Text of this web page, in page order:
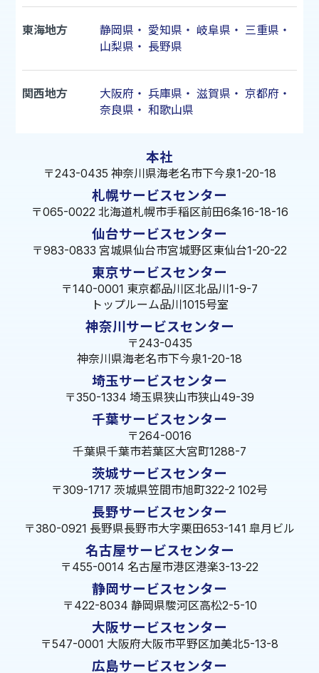
東海地方 静岡県 ・ 愛知県 ・ 岐阜県 ・ 三重県 ・
山梨県 ・ 長野県
関西地方 大阪府 ・ 兵庫県 ・ 滋賀県 ・ 京都府 ・
奈良県 ・ 和歌山県
本社
〒243-0435 神奈川県海老名市下今泉1-20-18
札幌サービスセンター
〒065-0022 北海道札幌市手稲区前田6条16-18-16
仙台サービスセンター
〒983-0833 宮城県仙台市宮城野区東仙台1-20-22
東京サービスセンター
〒140-0001 東京都品川区北品川1-9-7
トップルーム品川1015号室
神奈川サービスセンター
〒243-0435
神奈川県海老名市下今泉1-20-18
埼玉サービスセンター
〒350-1334 埼玉県狭山市狭山49-39
千葉サービスセンター
〒264-0016
千葉県千葉市若葉区大宮町1288-7
茨城サービスセンター
〒309-1717 茨城県笠間市旭町322-2 102号
長野サービスセンター
〒380-0921 長野県長野市大字栗田653-141 皐月ビル
名古屋サービスセンター
〒455-0014 名古屋市港区港楽3-13-22
静岡サービスセンター
〒422-8034 静岡県駿河区高松2-5-10
大阪サービスセンター
〒547-0001 大阪府大阪市平野区加美北5-13-8
広島サービスセンター